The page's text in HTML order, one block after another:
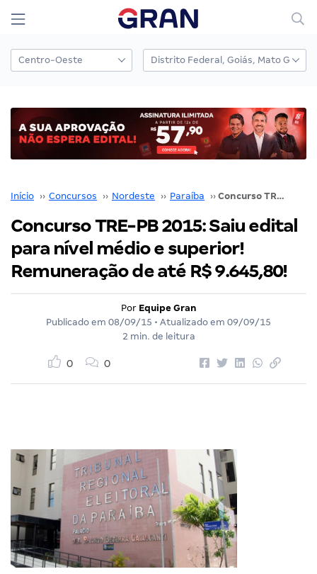
Início ›› Concursos ›› Nordeste ›› Paraíba ›› Concurso TRE-PB 2015: Saiu edital para nível médio e superior! Remuneração de até R$ 9.645,80!
Concurso TRE-PB 2015: Saiu edital
para nível médio e superior!
Remuneração de até R$ 9.645,80!
Por Equipe Gran
Publicado em 08/09/15 • Atualizado em 09/09/15
2 min. de leitura
0 0